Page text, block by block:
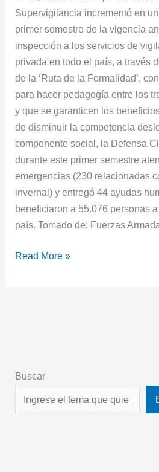
Supervigilancia incrementó en
primer semestre de la vigencia
inspección a los servicios de
privada en todo el país, a través
de la ‘Ruta de la Formalidad’,
para hacer pedagogía entre los
y que se garanticen los
de disminuir la competencia
componente social, la Defensa
durante este primer semestre
emergencias (230 relacionadas
invernal) y entregó 44 ayudas
beneficiaron a 55.076 personas
país. Tomado de: Fuerzas
Read More »
Buscar